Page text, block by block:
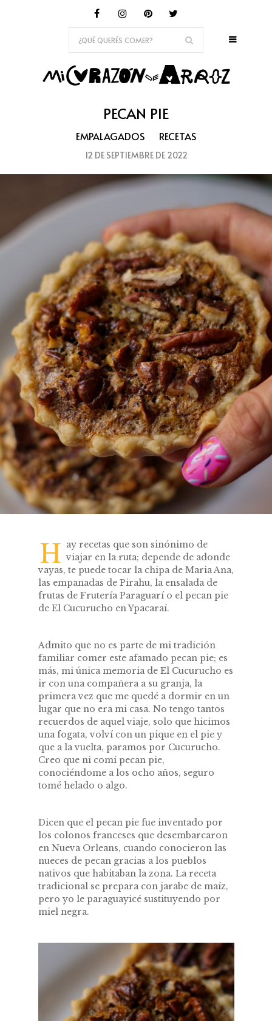
PECAN PIE
EMPALAGADOS RECETAS
12 DE SEPTIEMBRE DE 2022
H ay recetas que son sinónimo de
viajar en la ruta; depende de adonde
vayas, te puede tocar la chipa de Maria Ana,
las empanadas de Pirahu, la ensalada de
frutas de Frutería Paraguarí o el pecan pie
de El Cucurucho en Ypacaraí.
Admito que no es parte de mi tradición
familiar comer este afamado pecan pie; es
más, mi única memoria de El Cucurucho es
ir con una compañera a su granja, la
primera vez que me quedé a dormir en un
lugar que no era mi casa. No tengo tantos
recuerdos de aquel viaje, solo que hicimos
una fogata, volví con un pique en el pie y
que a la vuelta, paramos por Cucurucho.
Creo que ni comí pecan pie,
conociéndome a los ocho años, seguro
tomé helado o algo.
Dicen que el pecan pie fue inventado por
los colonos franceses que desembarcaron
en Nueva Orleans, cuando conocieron las
nueces de pecan gracias a los pueblos
nativos que habitaban la zona. La receta
tradicional se prepara con jarabe de maíz,
pero yo le paraguayicé sustituyendo por
miel negra.